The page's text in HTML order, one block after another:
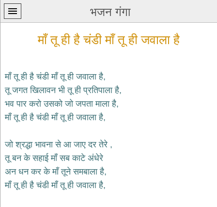
भजन गंगा
प्रथम
पन्ना
home
भजन
krishna
bhajans
शिव
भजन
shiv
माँ तू ही है चंडी माँ तू ही जवाला है
माँ तू ही है चंडी माँ तू ही जवाला है,
तू जगत खिलावन भी तू ही प्रतिपाला है,
भव पार करो उसको जो जपता माला है,
माँ तू ही है चंडी माँ तू ही जवाला है,
जो श्रद्धा भावना से आ जाए दर तेरे ,
तू बन के सहाई माँ सब काटे अंधेरे
अन धन कर के माँ तूने समबाला है,
माँ तू ही है चंडी माँ तू ही जवाला है,